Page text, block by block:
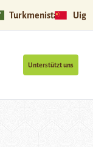
Turkmenistan
Unterstützt uns